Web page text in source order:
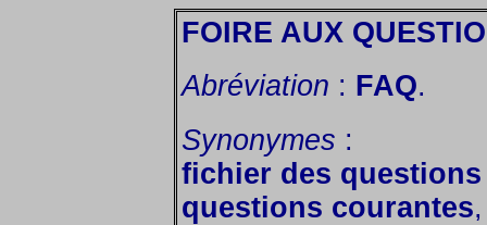
FOIRE AUX
Abréviation : FAQ.
Synonymes :
fichier des
questions courantes